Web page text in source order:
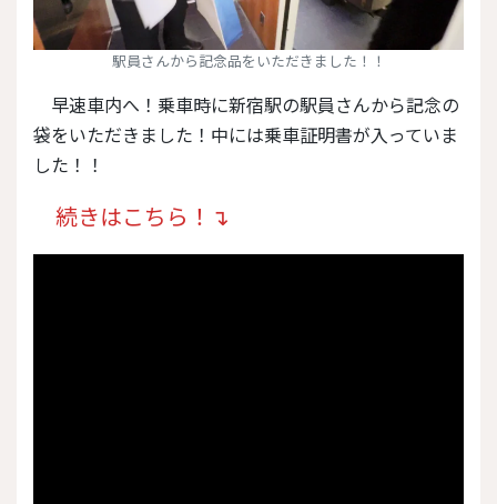
駅員さんから記念品をいただきました！！
早速車内へ！乗車時に新宿駅の駅員さんから記念の
袋をいただきました！中には乗車証明書が入っていま
した！！
続きはこちら！↴